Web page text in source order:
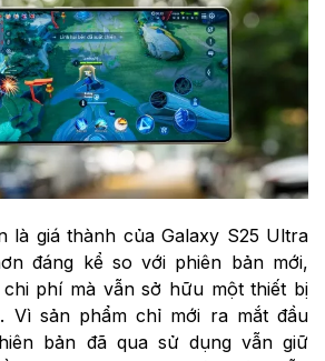
là giá thành của Galaxy S25 Ultra
đáng kể so với phiên bản mới,
phí mà vẫn sở hữu một thiết bị
Vì sản phẩm chỉ mới ra mắt đầu
bản đã qua sử dụng vẫn giữ